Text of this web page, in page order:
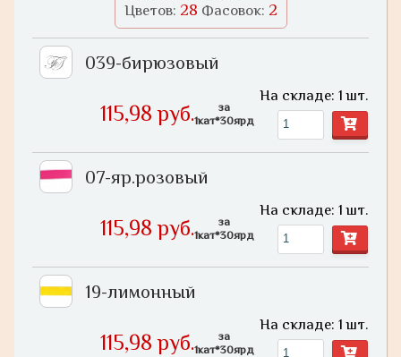
Цветов: 28 Фасовок: 2
039-бирюзовый
115,98 руб.
за
1кат*30ярд
На складе: 1 шт.
07-яр.розовый
115,98 руб.
за
1кат*30ярд
На складе: 1 шт.
19-лимонный
115,98 руб.
за
1кат*30ярд
На складе: 1 шт.